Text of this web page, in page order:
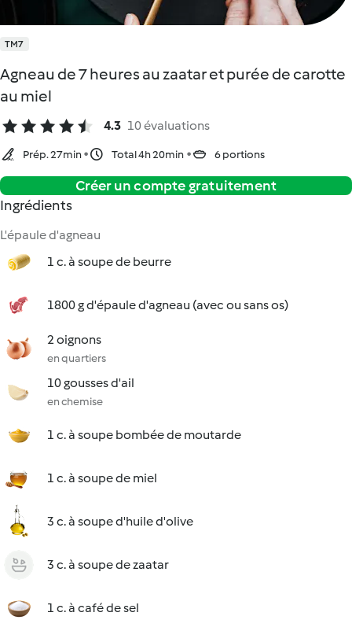
TM7
Agneau de 7 heures au zaatar et purée de carotte
au miel
4.3 10 évaluations
Prép. 27min Total 4h 20min 6 portions
Créer un compte gratuitement
Ingrédients
L'épaule d'agneau
1 c. à soupe de beurre
1800 g d'épaule d'agneau (avec ou sans os)
2 oignons
en quartiers
10 gousses d'ail
en chemise
1 c. à soupe bombée de moutarde
1 c. à soupe de miel
3 c. à soupe d'huile d'olive
3 c. à soupe de zaatar
1 c. à café de sel